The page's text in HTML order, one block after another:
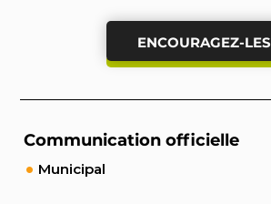
ENCOURAGEZ-LES
Communication officielle
Municipal